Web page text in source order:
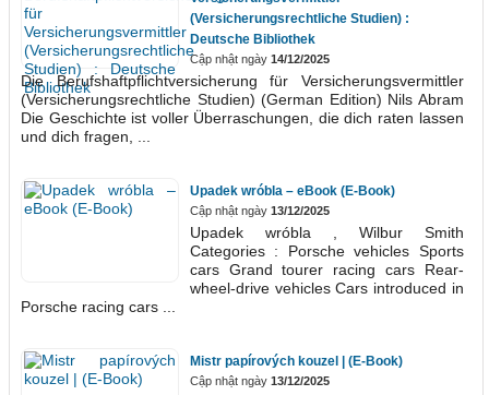
(Versicherungsrechtliche Studien) :
Deutsche Bibliothek
Cập nhật ngày 14/12/2025
Die Berufshaftpflichtversicherung für Versicherungsvermittler
(Versicherungsrechtliche Studien) (German Edition) Nils Abram
Die Geschichte ist voller Überraschungen, die dich raten lassen
und dich fragen, ...
Upadek wróbla – eBook (E-Book)
Cập nhật ngày 13/12/2025
Upadek wróbla , Wilbur Smith
Categories : Porsche vehicles Sports
cars Grand tourer racing cars Rear-
wheel-drive vehicles Cars introduced in
Porsche racing cars ...
Mistr papírových kouzel | (E-Book)
Cập nhật ngày 13/12/2025